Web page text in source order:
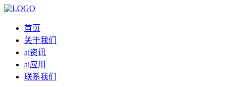
首页
关于我们
ai资讯
ai应用
联系我们